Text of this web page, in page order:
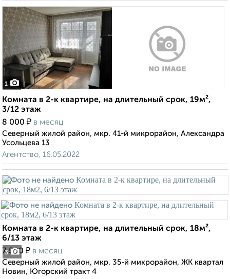
1
Комната в 2-к квартире, на длительный срок, 19м²,
3/12 этаж
8 000 ₽ в месяц
Северный жилой район, мкр. 41-й микрорайон, Александра
Усольцева 13
Агентство, 16.05.2022
3
Комната в 2-к квартире, на длительный срок, 18м²,
6/13 этаж
7 500 ₽ в месяц
Северный жилой район, мкр. 35-й микрорайон, ЖК квартал
Новин, Югорский тракт 4